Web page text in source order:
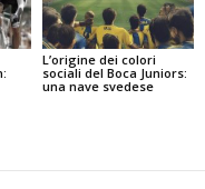
L’origine dei colori
sociali del Boca Juniors:
una nave svedese